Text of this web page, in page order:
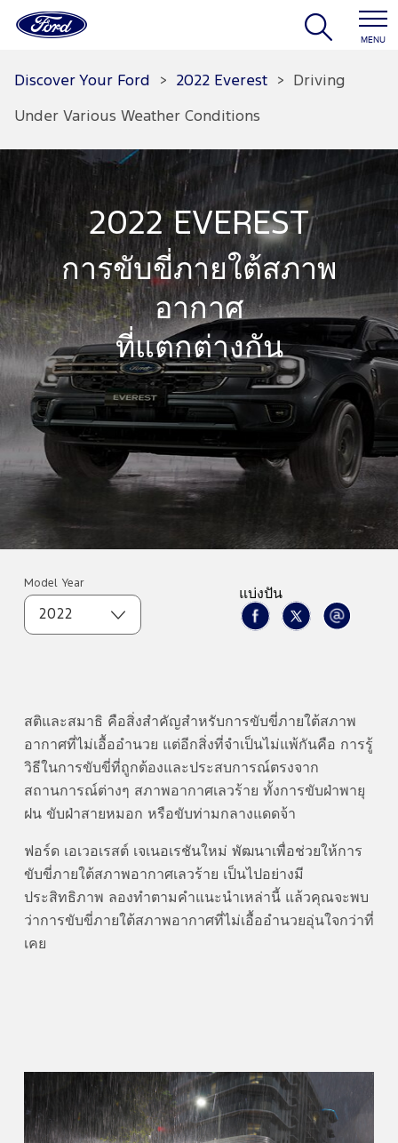
MENU
Discover Your Ford > 2022 Everest > Driving
Under Various Weather Conditions
2022 EVEREST
การขับขี่ภายใต้สภาพ
อากาศ​
ที่แตกต่างกัน
Model Year
2022
แบ่งปัน
สติและสมาธิ คือสิ่งสำคัญสำหรับการขับขี่ภายใต้สภาพ
อากาศที่ไม่เอื้ออำนวย แต่อีกสิ่งที่จำเป็นไม่แพ้กันคือ การรู้
วิธีในการขับขี่ที่ถูกต้องและประสบการณ์ตรงจาก
สถานการณ์ต่างๆ สภาพอากาศเลวร้าย ทั้งการขับฝ่าพายุ
ฝน ขับฝ่าสายหมอก หรือขับท่ามกลางแดดจ้า
ฟอร์ด เอเวอเรสต์ เจเนอเรชันใหม่ พัฒนาเพื่อช่วยให้การ
ขับขี่ภายใต้สภาพอากาศเลวร้าย เป็นไปอย่างมี
ประสิทธิภาพ ลองทำตามคำแนะนำเหล่านี้ แล้วคุณจะพบ
ว่าการขับขี่ภายใต้สภาพอากาศที่ไม่เอื้ออำนวยอุ่นใจกว่าที่
เคย